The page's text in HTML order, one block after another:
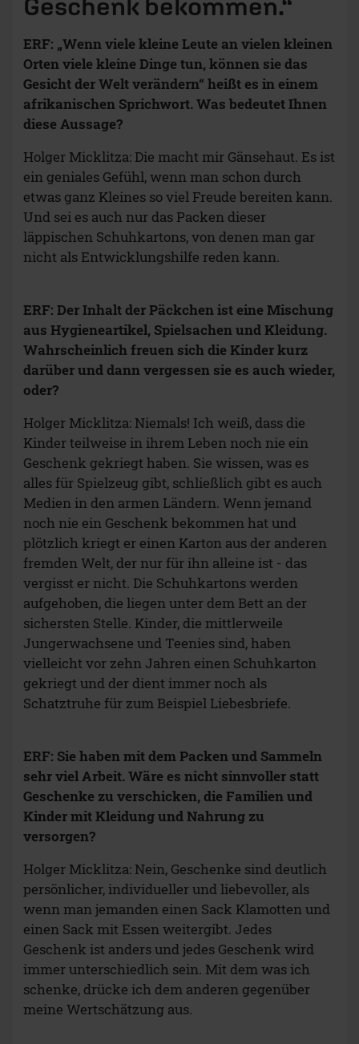
ERF: „Wenn viele kleine Leute an vielen kleinen
Orten viele kleine Dinge tun, können sie das
Gesicht der Welt verändern“ heißt es in einem
afrikanischen Sprichwort. Was bedeutet Ihnen
diese Aussage?
Holger Micklitza: Die macht mir Gänsehaut. Es ist
ein geniales Gefühl, wenn man schon durch
etwas ganz Kleines so viel Freude bereiten kann.
Und sei es auch nur das Packen dieser
läppischen Schuhkartons, von denen man gar
nicht als Entwicklungshilfe reden kann.
ERF: Der Inhalt der Päckchen ist eine Mischung
aus Hygieneartikel, Spielsachen und Kleidung.
Wahrscheinlich freuen sich die Kinder kurz
darüber und dann vergessen sie es auch wieder,
oder?
Holger Micklitza: Niemals! Ich weiß, dass die
Kinder teilweise in ihrem Leben noch nie ein
Geschenk gekriegt haben. Sie wissen, was es
alles für Spielzeug gibt, schließlich gibt es auch
Medien in den armen Ländern. Wenn jemand
noch nie ein Geschenk bekommen hat und
plötzlich kriegt er einen Karton aus der anderen
fremden Welt, der nur für ihn alleine ist - das
vergisst er nicht. Die Schuhkartons werden
aufgehoben, die liegen unter dem Bett an der
sichersten Stelle. Kinder, die mittlerweile
Jungerwachsene und Teenies sind, haben
vielleicht vor zehn Jahren einen Schuhkarton
gekriegt und der dient immer noch als
Schatztruhe für zum Beispiel Liebesbriefe.
ERF: Sie haben mit dem Packen und Sammeln
sehr viel Arbeit. Wäre es nicht sinnvoller statt
Geschenke zu verschicken, die Familien und
Kinder mit Kleidung und Nahrung zu
versorgen?
Holger Micklitza: Nein, Geschenke sind deutlich
persönlicher, individueller und liebevoller, als
wenn man jemanden einen Sack Klamotten und
einen Sack mit Essen weitergibt. Jedes
Geschenk ist anders und jedes Geschenk wird
immer unterschiedlich sein. Mit dem was ich
schenke, drücke ich dem anderen gegenüber
meine Wertschätzung aus.